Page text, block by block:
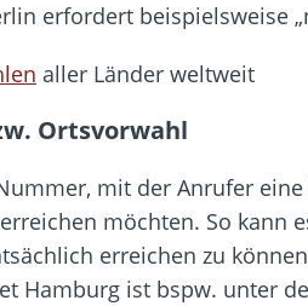
erfordert beispielsweise
aller Länder weltweit
Ortsvorwahl
mit der Anrufer
möchten. So kann
erreichen zu
Hamburg ist bspw. unter